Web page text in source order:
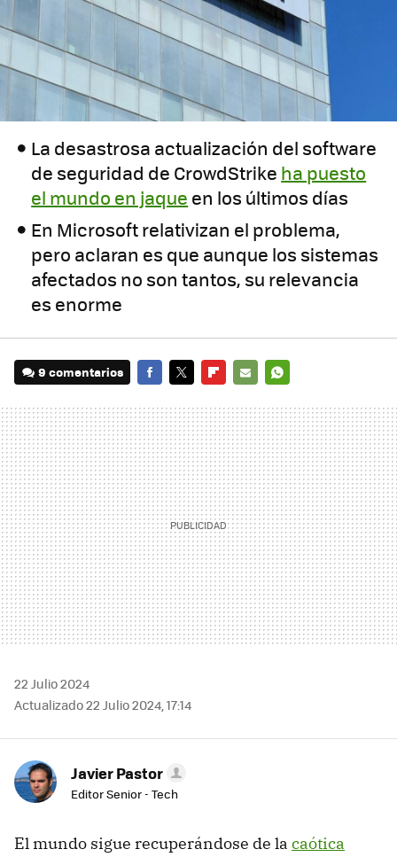
La desastrosa actualización del software
de seguridad de CrowdStrike ha puesto
el mundo en jaque en los últimos días
En Microsoft relativizan el problema,
pero aclaran es que aunque los sistemas
afectados no son tantos, su relevancia
es enorme
9 comentarios
MAIL
22 Julio 2024
Actualizado 22 Julio 2024, 17:14
Javier Pastor
Editor Senior - Tech
El mundo sigue recuperándose de la caótica